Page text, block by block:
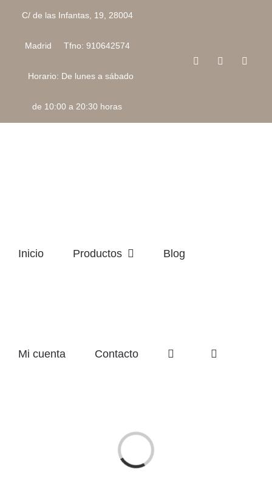
contenido
C/ de las Infantas, 19, 28004
Madrid Tfno: 910642574
Horario: De lunes a sábado
de 10:00 a 20:30 horas
FacebookInstagram
Inicio Productos Blog
Mi cuenta Contacto
Cargando...